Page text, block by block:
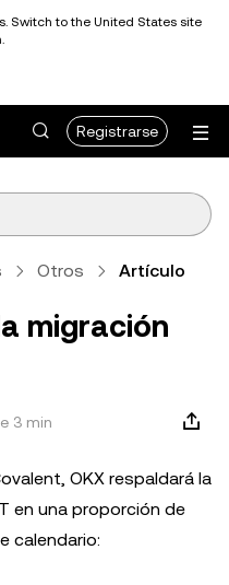
Switch to the United States site
Registrarse
Otros Artículo
migración
3 min
OKX respaldará la
en una proporción de
calendario: